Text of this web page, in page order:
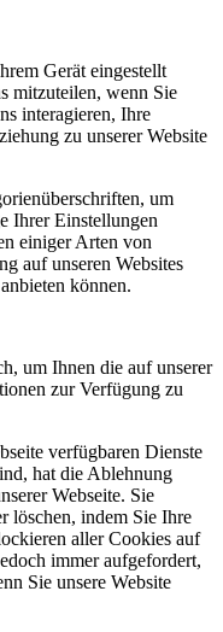
Gerät eingestellt
mitzuteilen, wenn Sie
interagieren, Ihre
zu unserer Website
um
Ihrer Einstellungen
einiger Arten von
auf unseren Websites
können.
um Ihnen die auf unserer
zur Verfügung zu
verfügbaren Dienste
hat die Ablehnung
Webseite. Sie
löschen, indem Sie Ihre
aller Cookies auf
immer aufgefordert,
Sie unsere Website